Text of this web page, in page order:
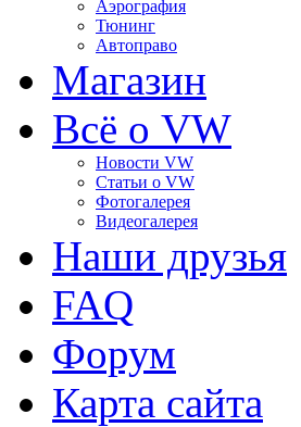
Аэрография
Тюнинг
Автоправо
Магазин
Всё о VW
Новости VW
Статьи o VW
Фотогалерея
Видеогалерея
Наши друзья
FAQ
Форум
Карта сайта